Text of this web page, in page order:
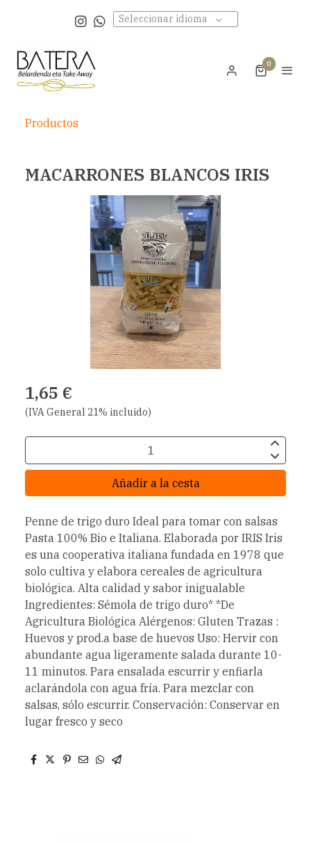
Seleccionar idioma
0
Productos
MACARRONES BLANCOS IRIS
1,65 €
(IVA General 21% incluido)
Añadir a la cesta
Penne de trigo duro Ideal para tomar con salsas
Pasta 100% Bio e Italiana. Elaborada por IRIS Iris
es una cooperativa italiana fundada en 1978 que
solo cultiva y elabora cereales de agricultura
biológica. Alta calidad y sabor inigualable
Ingredientes: Sémola de trigo duro* *De
Agricultura Biológica Alérgenos: Gluten Trazas :
Huevos y prod.a base de huevos Uso: Hervir con
abundante agua ligeramente salada durante 10-
11 minutos. Para ensalada escurrir y enfiarla
aclarándola con agua fría. Para mezclar con
salsas, sólo escurrir. Conservación: Conservar en
lugar fresco y seco